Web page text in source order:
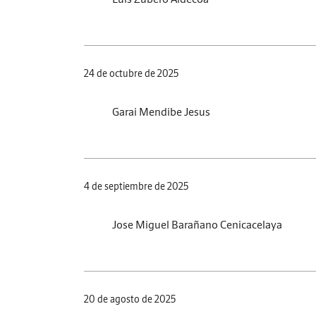
24 de octubre de 2025
Garai Mendibe Jesus
4 de septiembre de 2025
Jose Miguel Barañano Cenicacelaya
20 de agosto de 2025